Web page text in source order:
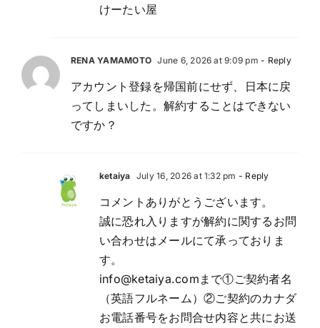
けーたい屋
RENA YAMAMOTO June 6, 2026 at 9:09 pm - Reply
アカウント登録を帰国前にせず、日本に戻
ってしまいした。解約することはできない
ですか？
ketaiya July 16, 2026 at 1:32 pm - Reply
コメントありがとうございます。
誠に恐れ入りますが解約に関するお問
い合わせはメールにて承っておりま
す。
info@ketaiya.com まで①ご契約者名
（英語フルネーム）②ご契約のカナダ
お電話番号をお問合せ内容と共にお送